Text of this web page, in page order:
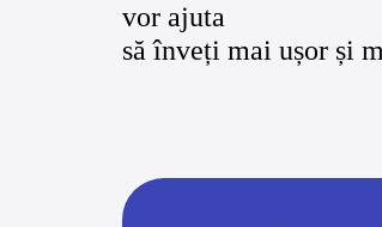
vor ajuta
să înveți mai ușor și